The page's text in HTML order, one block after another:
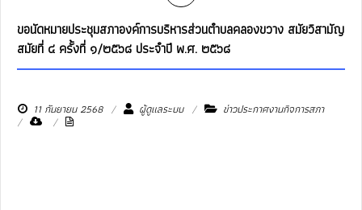
ขอนัดหมายประชุมสภาองค์การบริหารส่วนตำบลคลองขวาง สมัยวิสามัญ
สมัยที่ ๔ ครั้งที่ ๑/๒๕๖๘ ประจำปี พ.ศ. ๒๕๖๘
11 กันยายน 2568 ผู้ดูแลระบบ ข่าวประกาศงานกิจการสภา